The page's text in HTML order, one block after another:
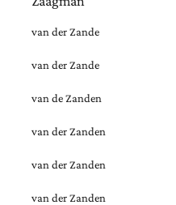
van der Zande
van der Zande
van de Zanden
van der Zanden
van der Zanden
van der Zanden